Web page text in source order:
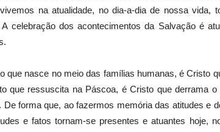
na atualidade, no dia-a-dia de nossa vida,
celebração dos acontecimentos da Salvação é
nasce no meio das famílias humanas, é Cristo
que ressuscita na Páscoa, é Cristo que derrama o
forma que, ao fazermos memória das atitudes e
e fatos tornam-se presentes e atuantes hoje,